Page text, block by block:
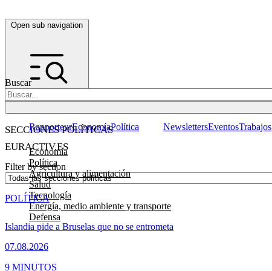
Open sub navigation
Buscar
SECCIONES POLÍTICAS
Economía
Política
Agricultura y alimentación
Salud
Tecnología
Energía, medio ambiente y transporte
Defensa
RapporteurEconomíaPolítica NewslettersEventosTrabajos
EURACTIV.ES
Filter by section
Islandia pide a Bruselas que no se entrometa
07.08.2026
POLÍTICA
9 MINUTOS